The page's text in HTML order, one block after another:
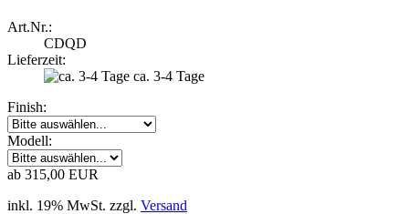
Art.Nr.:
CDQD
Lieferzeit:
ca. 3-4 Tage
Finish:
Modell:
ab 315,00 EUR
inkl. 19% MwSt. zzgl. Versand